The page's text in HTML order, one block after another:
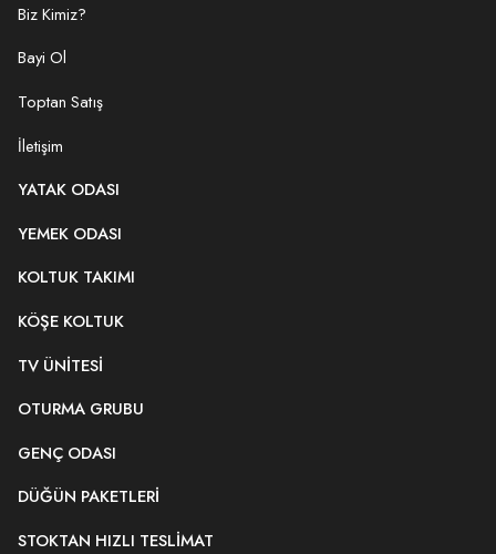
Biz Kimiz?
Bayi Ol
Toptan Satış
İletişim
YATAK ODASI
YEMEK ODASI
KOLTUK TAKIMI
KÖŞE KOLTUK
TV ÜNITESI
OTURMA GRUBU
GENÇ ODASI
DÜĞÜN PAKETLERI
STOKTAN HIZLI TESLIMAT